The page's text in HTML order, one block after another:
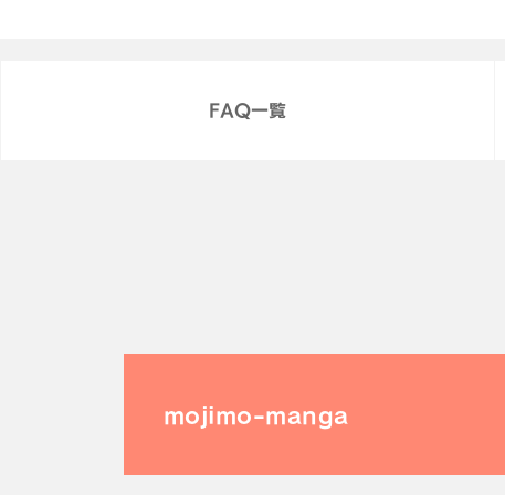
FAQ一覧
mojimo-manga